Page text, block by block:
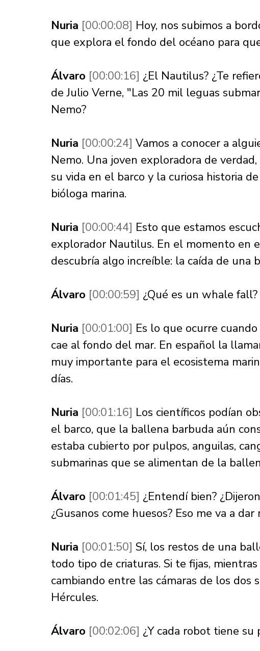
Nuria [00:00:08] Hoy, nos subimos a
que explora el fondo del océano para
Álvaro [00:00:16] ¿El Nautilus? ¿Te
de Julio Verne, "Las 20 mil leguas
Nemo?
Nuria [00:00:24] Vamos a conocer a
Nemo. Una joven exploradora de
su vida en el barco y la curiosa historia
bióloga marina.
Nuria [00:00:44] Esto que estamos
explorador Nautilus. En el momento en
descubría algo increíble: la caída de
Álvaro [00:00:59] ¿Qué es un whale fall?
Nuria [00:01:00] Es lo que ocurre
cae al fondo del mar. En español la
muy importante para el ecosistema
días.
Nuria [00:01:16] Los científicos podían
el barco, que la ballena barbuda aún
estaba cubierto por pulpos, anguilas,
submarinas que se alimentan de la
Álvaro [00:01:45] ¿Entendí bien?
¿Gusanos come huesos? Eso me va a
Nuria [00:01:50] Sí, los restos de una
todo tipo de criaturas. Si te fijas,
cambiando entre las cámaras de los dos
Hércules.
Álvaro [00:02:06] ¿Y cada robot tiene su